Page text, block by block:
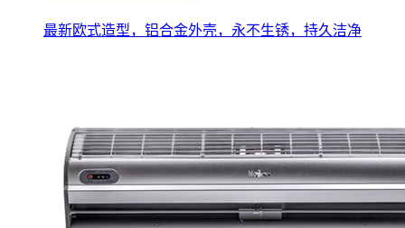
最新欧式造型，铝合金外壳，永不生锈，持久洁净